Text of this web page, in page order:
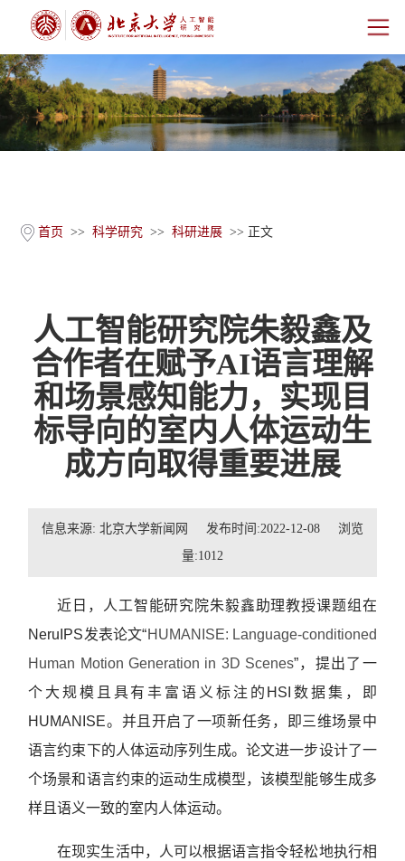
首页
研究院概况
科学研究
新闻公告
人才培养
招贤纳士
联系我们
首页 >> 科学研究 >> 科研进展 >> 正文
人工智能研究院朱毅鑫及
合作者在赋予AI语言理解
和场景感知能力，实现目
标导向的室内人体运动生
成方向取得重要进展
信息来源: 北京大学新闻网 发布时间:2022-12-08 浏览
量:1012
近日，人工智能研究院朱毅鑫助理教授课题组在
NeruIPS发表论文“HUMANISE: Language-conditioned
Human Motion Generation in 3D Scenes”，提出了一
个大规模且具有丰富语义标注的HSI数据集，即
HUMANISE。并且开启了一项新任务，即三维场景中
语言约束下的人体运动序列生成。论文进一步设计了一
个场景和语言约束的运动生成模型，该模型能够生成多
样且语义一致的室内人体运动。
在现实生活中，人可以根据语言指令轻松地执行相